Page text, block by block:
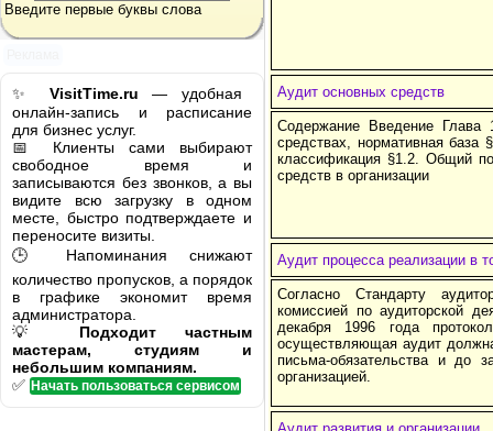
Введите первые буквы слова
✨ VisitTime.ru — удобная
онлайн-запись и расписание
для бизнес услуг.
📅 Клиенты сами выбирают
свободное время и
записываются без звонков, а вы
видите всю загрузку в одном
месте, быстро подтверждаете и
переносите визиты.
🕒 Напоминания снижают
количество пропусков, а порядок
в графике экономит время
администратора.
💡 Подходит частным
мастерам, студиям и
небольшим компаниям.
✅ Начать пользоваться сервисом
Аудит основных средств
Содержание Введение
средствах, нормативная база
классификация §1.2. Общий
средств в организации
Аудит процесса реализации в
Согласно Стандарту
комиссией по аудиторской
декабря 1996 года
осуществляющая аудит
письма-обязательства и до
организацией.